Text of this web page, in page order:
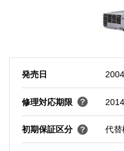
発売日
修理対応期限
初期保証区分 代替